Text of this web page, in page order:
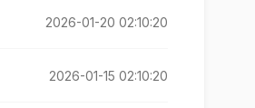
2026-01-20 02:10:20
2026-01-15 02:10:20